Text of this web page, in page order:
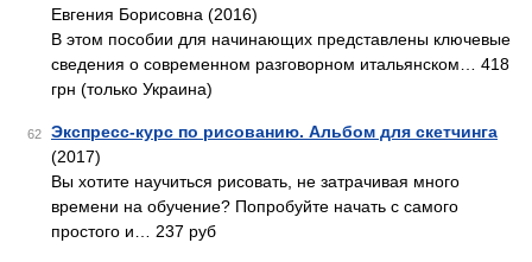
Евгения Борисовна (2016)
В этом пособии для начинающих представлены ключевые
сведения о современном разговорном итальянском… 418
грн (только Украина)
62
Экспресс-курс по рисованию. Альбом для скетчинга
(2017)
Вы хотите научиться рисовать, не затрачивая много
времени на обучение? Попробуйте начать с самого
простого и… 237 руб